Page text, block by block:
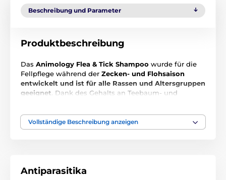
Beschreibung und Parameter
Produktbeschreibung
Das Animology Flea & Tick Shampoo wurde für die
Fellpflege während der Zecken- und Flohsaison
entwickelt und ist für alle Rassen und Altersgruppen
geeignet . Dank des Gehalts an Teebaum- und
auch die Haut des Hundes sehr effektiv
. Das Floh-
und Zeckenshampoo enthält außerdem einen
Hundes. Ein wichtiges Merkmal des Shampoos ist der
Vollständige Beschreibung anzeigen
Antiparasitika